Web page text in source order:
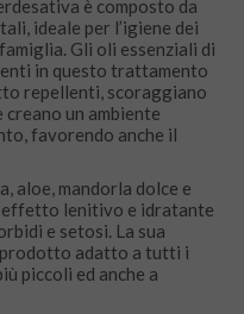
è composto da
ideale per l’igiene dei
Gli oli essenziali di
in questo trattamento
repellenti, scoraggiano
creano un ambiente
favorendo anche il
aloe, mandorla dolce e
effetto lenitivo e idratante
e setosi. La sua
adatto a tutti i
piccoli ed anche a